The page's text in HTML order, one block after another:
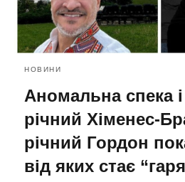
НОВИНИ
Аномальна спека і
річний Хіменес-
річний Гордон
від яких стає